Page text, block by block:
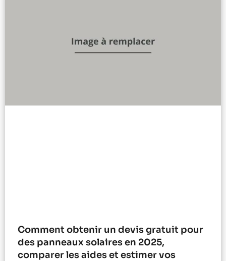
Comment obtenir un devis gratuit pour
des panneaux solaires en 2025,
comparer les aides et estimer vos